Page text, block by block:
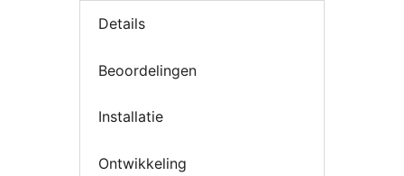
Details
Beoordelingen
Installatie
Ontwikkeling